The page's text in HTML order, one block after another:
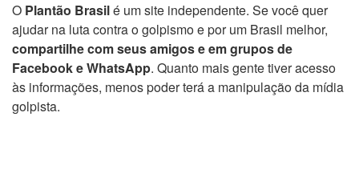
O Plantão Brasilé um site independente. Se você quer
ajudar na luta contra o golpismo e por um Brasil melhor,
compartilhe com seus amigos e em grupos de
Facebook e WhatsApp. Quanto mais gente tiver acesso
às informações, menos poder terá a manipulação da mídia
golpista.